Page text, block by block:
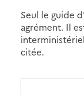
Seul le guide
agrément. Il
citée.